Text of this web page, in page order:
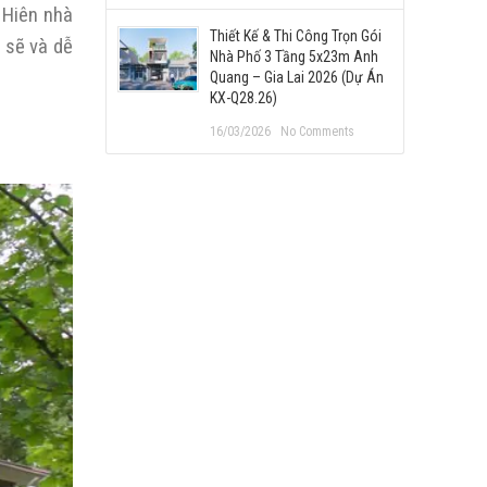
nhà
và dễ
Thiết Kế & Thi Công Trọn Gói
Nhà Phố 3 Tầng 5x23m Anh
Quang – Gia Lai 2026 (Dự Án
KX-Q28.26)
16/03/2026 No Comments